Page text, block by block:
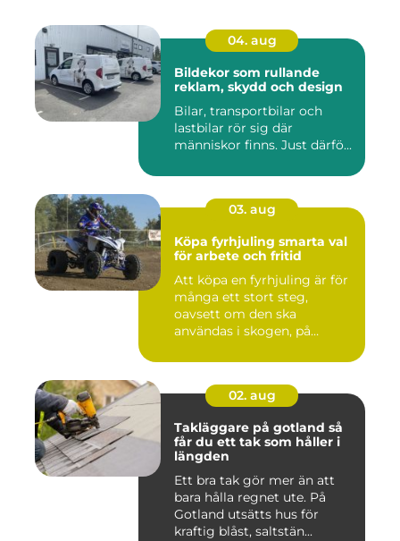
04. aug
Bildekor som rullande
reklam, skydd och design
Bilar, transportbilar och
lastbilar rör sig där
människor finns. Just därfö...
03. aug
Köpa fyrhjuling smarta val
för arbete och fritid
Att köpa en fyrhjuling är för
många ett stort steg,
oavsett om den ska
användas i skogen, på
02. aug
Takläggare på gotland så
får du ett tak som håller i
längden
Ett bra tak gör mer än att
bara hålla regnet ute. På
Gotland utsätts hus för
kraftig blåst, saltstän...